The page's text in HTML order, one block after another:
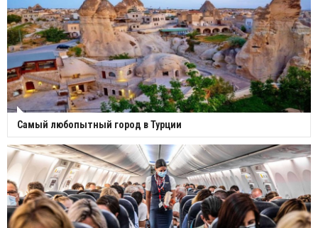
Самый любопытный город в Турции